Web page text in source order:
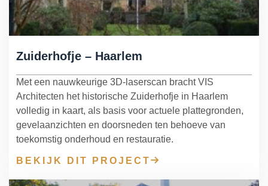
Zuiderhofje – Haarlem
Met een nauwkeurige 3D-laserscan bracht VIS
Architecten het historische Zuiderhofje in Haarlem
volledig in kaart, als basis voor actuele plattegronden,
gevelaanzichten en doorsneden ten behoeve van
toekomstig onderhoud en restauratie.
BEKIJK DIT PROJECT